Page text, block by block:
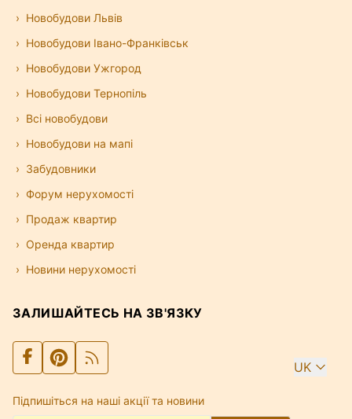
Новобудови Львів
Новобудови Івано-Франківськ
Новобудови Ужгород
Новобудови Тернопіль
Всі новобудови
Новобудови на мапі
Забудовники
Форум нерухомості
Продаж квартир
Оренда квартир
Новини нерухомості
ЗАЛИШАЙТЕСЬ НА ЗВ'ЯЗКУ
UK
Підпишіться на наші акції та новини